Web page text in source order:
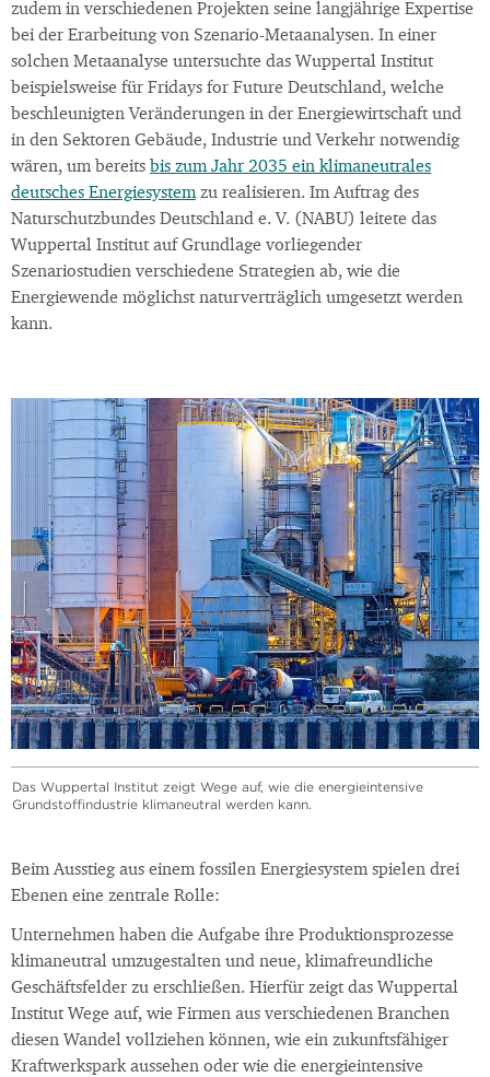
zudem in verschiedenen Projekten seine langjährige Expertise
bei der Erarbeitung von Szenario-Metaanalysen. In einer
solchen Metaanalyse untersuchte das Wuppertal Institut
beispielsweise für Fridays for Future Deutschland, welche
beschleunigten Veränderungen in der Energiewirtschaft und
in den Sektoren Gebäude, Industrie und Verkehr notwendig
wären, um bereits bis zum Jahr 2035 ein klimaneutrales
deutsches Energiesystemzu realisieren. Im Auftrag des
Naturschutzbundes Deutschland e. V. (NABU) leitete das
Wuppertal Institut auf Grundlage vorliegender
Szenariostudien verschiedene Strategien ab, wie die
Energiewende möglichst naturverträglich umgesetzt werden
kann.
Das Wuppertal Institut zeigt Wege auf, wie die energieintensive
Grundstoffindustrie klimaneutral werden kann.
Beim Ausstieg aus einem fossilen Energiesystem spielen drei
Ebenen eine zentrale Rolle:
Unternehmen haben die Aufgabe ihre Produktionsprozesse
klimaneutral umzugestalten und neue, klimafreundliche
Geschäftsfelder zu erschließen. Hierfür zeigt das Wuppertal
Institut Wege auf, wie Firmen aus verschiedenen Branchen
diesen Wandel vollziehen können, wie ein zukunftsfähiger
Kraftwerkspark aussehen oder wie die energieintensive